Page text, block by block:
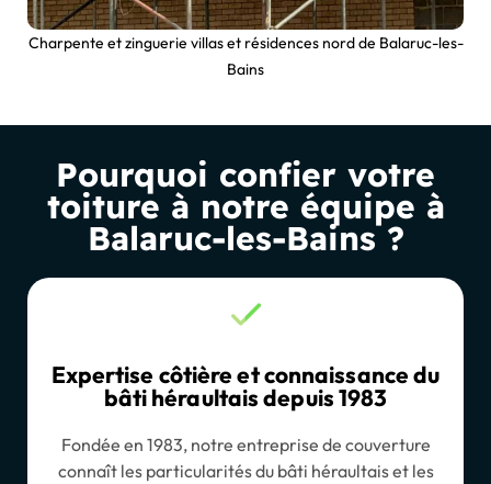
Charpente et zinguerie villas et résidences nord de Balaruc-les-
Bains
Pourquoi confier votre
toiture à notre équipe à
Balaruc-les-Bains ?
Expertise côtière et connaissance du
bâti héraultais depuis 1983
Fondée en 1983, notre entreprise de couverture
connaît les particularités du bâti héraultais et les